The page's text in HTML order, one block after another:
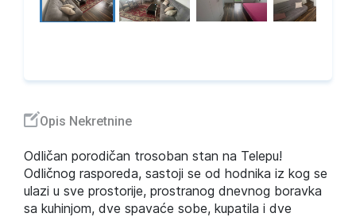
Opis Nekretnine
Odličan porodičan trosoban stan na Telepu!
Odličnog rasporeda, sastoji se od hodnika iz kog se
ulazi u sve prostorije, prostranog dnevnog boravka
sa kuhinjom, dve spavaće sobe, kupatila i dve